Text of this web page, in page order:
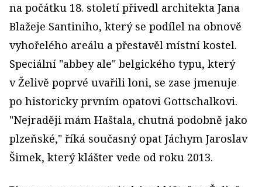
na počátku 18. století přivedl architekta Jana
Blažeje Santiniho, který se podílel na obnově
vyhořelého areálu a přestavěl místní kostel.
Speciální "abbey ale" belgického typu, který
v Želivě poprvé uvařili loni, se zase jmenuje
po historicky prvním opatovi Gottschalkovi.
"Nejraději mám Haštala, chutná podobně jako
plzeňské," říká současný opat Jáchym Jaroslav
Šimek, který klášter vede od roku 2013.